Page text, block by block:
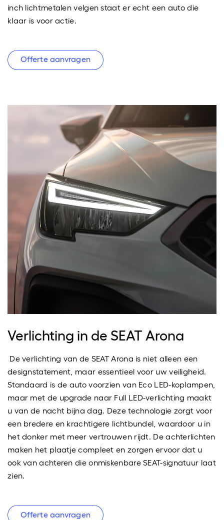
inch lichtmetalen velgen staat er echt een auto die
klaar is voor actie.
Offerte aanvragen
Verlichting in de SEAT Arona
De verlichting van de SEAT Arona is niet alleen een
designstatement, maar essentieel voor uw veiligheid.
Standaard is de auto voorzien van Eco LED-koplampen,
maar met de upgrade naar Full LED-verlichting maakt
u van de nacht bijna dag. Deze technologie zorgt voor
een bredere en krachtigere lichtbundel, waardoor u in
het donker met meer vertrouwen rijdt. De achterlichten
maken het plaatje compleet en zorgen ervoor dat u
ook van achteren die onmiskenbare SEAT-signatuur laat
zien.
Offerte aanvragen